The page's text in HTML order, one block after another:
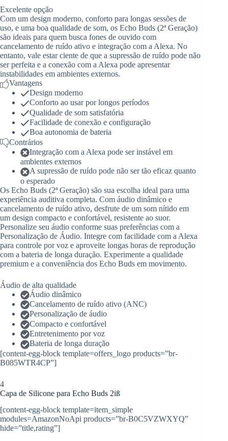
Excelente opção
Com um design moderno, conforto para longas sessões de
uso, e uma boa qualidade de som, os Echo Buds (2ª Geração)
são ideais para quem busca fones de ouvido com
cancelamento de ruído ativo e integração com a Alexa. No
entanto, vale estar ciente de que a supressão de ruído pode não
ser perfeita e a conexão com a Alexa pode apresentar
instabilidades em ambientes externos.
Vantagens
Design moderno
Conforto ao usar por longos períodos
Qualidade de som satisfatória
Facilidade de conexão e configuração
Boa autonomia de bateria
Contrários
Integração com a Alexa pode ser instável em
ambientes externos
A supressão de ruído pode não ser tão eficaz quanto
o esperado
Os Echo Buds (2ª Geração) são sua escolha ideal para uma
experiência auditiva completa. Com áudio dinâmico e
cancelamento de ruído ativo, desfrute de um som nítido em
um design compacto e confortável, resistente ao suor.
Personalize seu áudio conforme suas preferências com a
Personalização de Áudio. Integre com facilidade com a Alexa
para controle por voz e aproveite longas horas de reprodução
com a bateria de longa duração. Experimente a qualidade
premium e a conveniência dos Echo Buds em movimento.
Áudio de alta qualidade
Áudio dinâmico
Cancelamento de ruído ativo (ANC)
Personalização de áudio
Compacto e confortável
Entretenimento por voz
Bateria de longa duração
[content-egg-block template=offers_logo products=”br-
B085WTR4CP”]
4
Capa de Silicone para Echo Buds 2iß
[content-egg-block template=item_simple
modules=AmazonNoApi products=”br-B0C5VZWXYQ”
hide=”title,rating”]